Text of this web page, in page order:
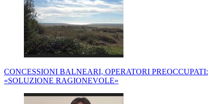
CONCESSIONI BALNEARI, OPERATORI PREOCCUPATI:
«SOLUZIONE RAGIONEVOLE»